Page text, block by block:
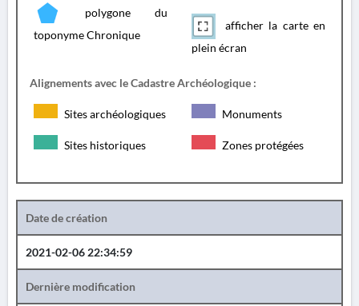
polygone du
toponyme Chronique
afficher la carte en
plein écran
Alignements avec le Cadastre Archéologique :
Sites archéologiques Monuments
Sites historiques Zones protégées
Date de création
2021-02-06 22:34:59
Dernière modification